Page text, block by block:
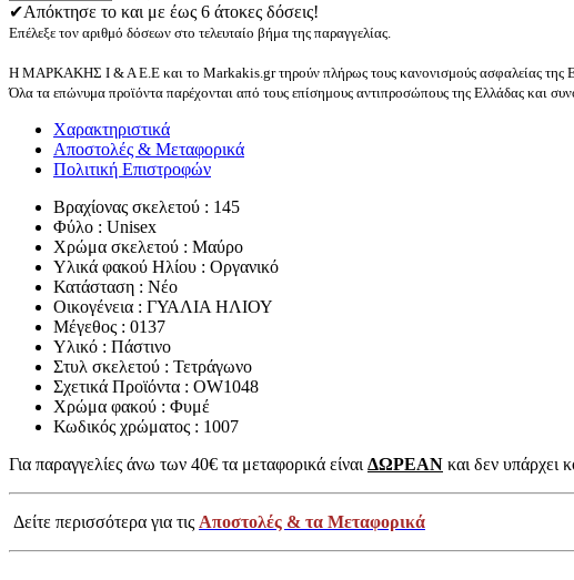
✔Απόκτησε το και με έως 6 άτοκες δόσεις!
Επέλεξε τον αριθμό δόσεων στο τελευταίο βήμα της παραγγελίας.
Η ΜΑΡΚΑΚΗΣ Ι & Α Ε.Ε και το Markakis.gr τηρούν πλήρως τους κανονισμούς ασφαλείας της
Όλα τα επώνυμα προϊόντα παρέχονται από τους επίσημους αντιπροσώπους της Ελλάδας και
Χαρακτηριστικά
Αποστολές & Μεταφορικά
Πολιτική Επιστροφών
Βραχίονας σκελετού : 145
Φύλο : Unisex
Χρώμα σκελετού : Μαύρο
Υλικά φακού Ηλίου : Οργανικό
Κατάσταση : Νέο
Οικογένεια : ΓΥΑΛΙΑ ΗΛΙΟΥ
Μέγεθος : 0137
Υλικό : Πάστινο
Στυλ σκελετού : Τετράγωνο
Σχετικά Προϊόντα : OW1048
Χρώμα φακού : Φυμέ
Κωδικός χρώματος : 1007
Για παραγγελίες άνω των 40€ τα μεταφορικά είναι ΔΩΡΕΑΝ και δεν υπάρχει
Δείτε περισσότερα για τις Αποστολές & τα Μεταφορικά